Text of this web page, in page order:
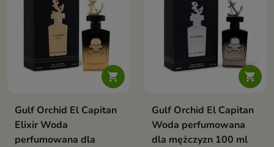

Gulf Orchid El Capitan
Elixir Woda
perfumowana dla

Gulf Orchid El Capitan
Woda perfumowana
dla mężczyzn 100 ml